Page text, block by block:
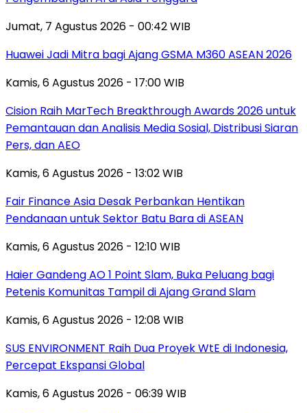
Jumat, 7 Agustus 2026 - 00:42 WIB
Huawei Jadi Mitra bagi Ajang GSMA M360 ASEAN 2026
Kamis, 6 Agustus 2026 - 17:00 WIB
Cision Raih MarTech Breakthrough Awards 2026 untuk
Pemantauan dan Analisis Media Sosial, Distribusi Siaran
Pers, dan AEO
Kamis, 6 Agustus 2026 - 13:02 WIB
Fair Finance Asia Desak Perbankan Hentikan
Pendanaan untuk Sektor Batu Bara di ASEAN
Kamis, 6 Agustus 2026 - 12:10 WIB
Haier Gandeng AO 1 Point Slam, Buka Peluang bagi
Petenis Komunitas Tampil di Ajang Grand Slam
Kamis, 6 Agustus 2026 - 12:08 WIB
SUS ENVIRONMENT Raih Dua Proyek WtE di Indonesia,
Percepat Ekspansi Global
Kamis, 6 Agustus 2026 - 06:39 WIB